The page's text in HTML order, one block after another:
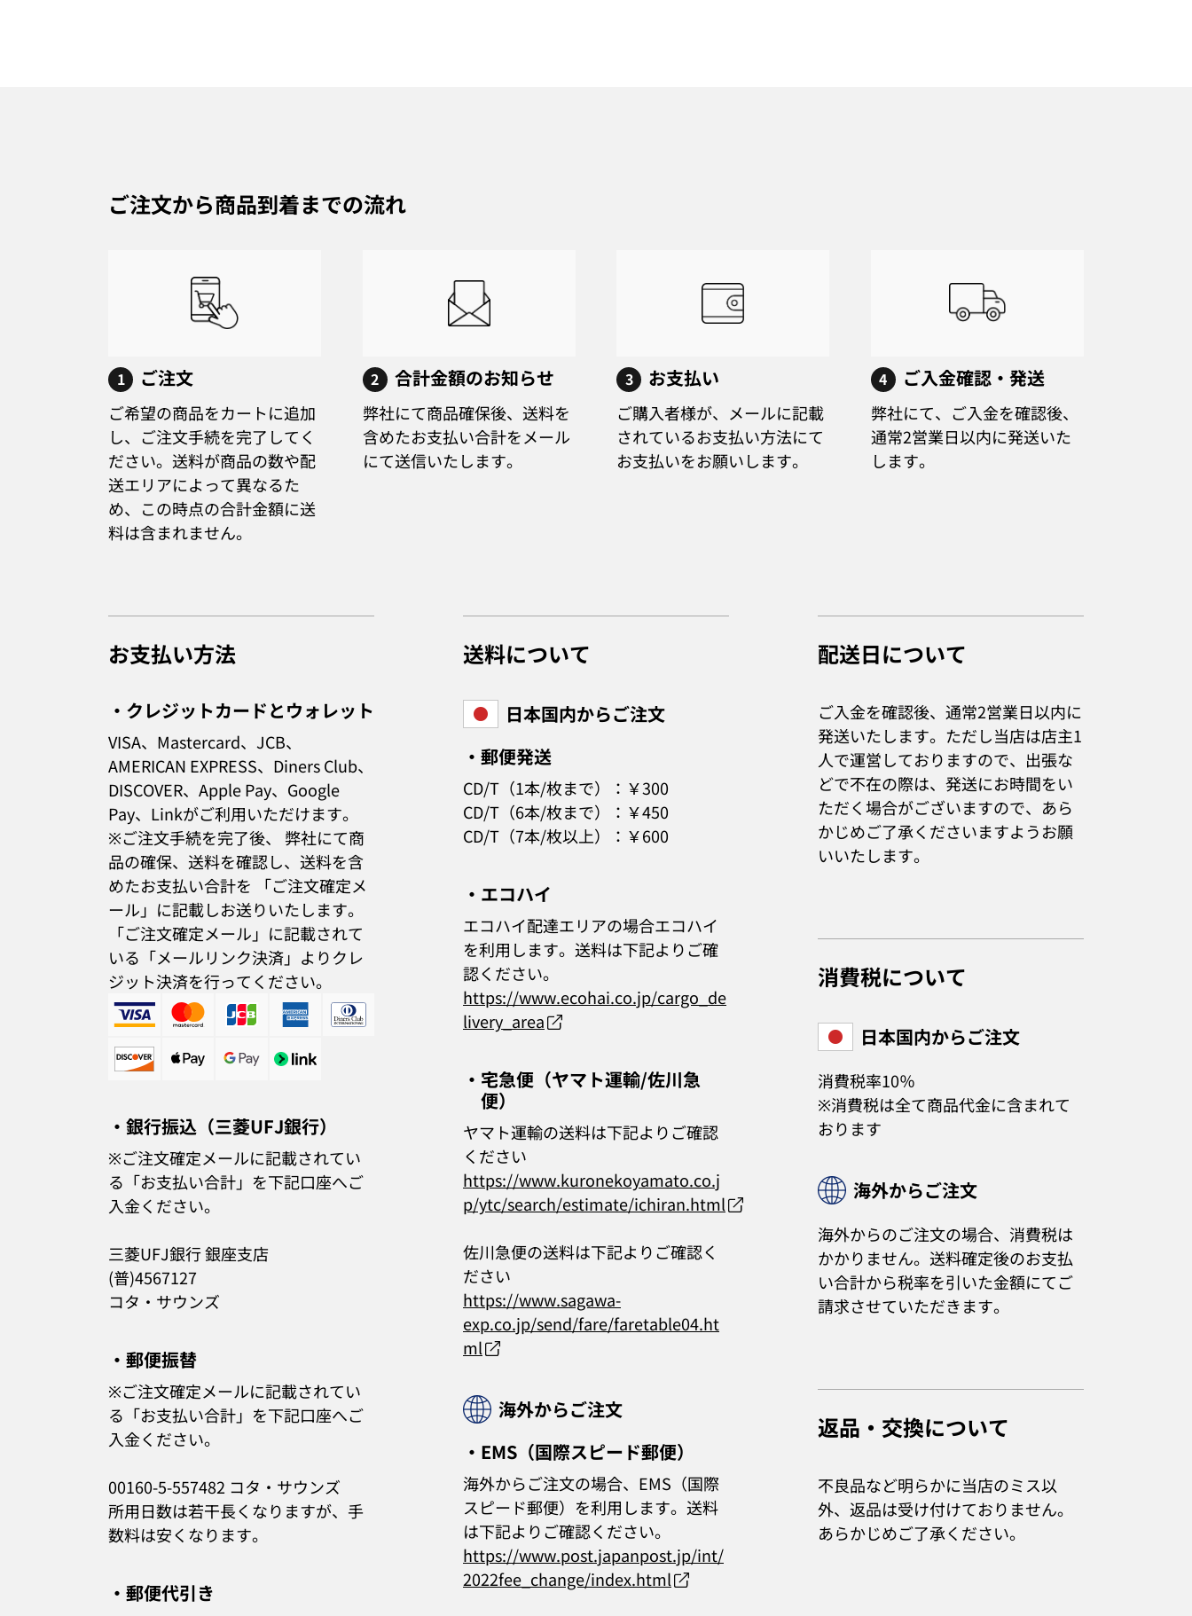
ご注文から商品到着までの流れ
1 ご注文
ご希望の商品をカートに追加
し、ご注文手続を完了してく
ださい。送料が商品の数や配
送エリアによって異なるた
め、この時点の合計金額に送
料は含まれません。
2 合計金額のお知らせ
弊社にて商品確保後、送料を
含めたお支払い合計をメール
にて送信いたします。
3 お支払い
ご購入者様が、メールに記載
されているお支払い方法にて
お支払いをお願いします。
4 ご入金確認・発送
弊社にて、ご入金を確認後、
通常2営業日以内に発送いた
します。
お支払い方法
・クレジットカードとウォレット
VISA、Mastercard、JCB、
AMERICAN EXPRESS、Diners Club、
DISCOVER、Apple Pay、Google
Pay、Linkがご利用いただけます。
※ご注文手続を完了後、 弊社にて商
品の確保、送料を確認し、送料を含
めたお支払い合計を 「ご注文確定メ
ール」に記載しお送りいたします。
「ご注文確定メール」に記載されて
いる「メールリンク決済」よりクレ
ジット決済を行ってください。
・銀行振込（三菱UFJ銀行）
※ご注文確定メールに記載されてい
る「お支払い合計」を下記口座へご
入金ください。
三菱UFJ銀行 銀座支店
(普)4567127
コタ・サウンズ
・郵便振替
※ご注文確定メールに記載されてい
る「お支払い合計」を下記口座へご
入金ください。
00160-5-557482 コタ・サウンズ
所用日数は若干長くなりますが、手
数料は安くなります。
・郵便代引き
送料について
日本国内からご注文
・郵便発送
CD/T（1本/枚まで）：￥300
CD/T（6本/枚まで）：￥450
CD/T（7本/枚以上）：￥600
・エコハイ
エコハイ配達エリアの場合エコハイ
を利用します。送料は下記よりご確
認ください。
https://www.ecohai.co.jp/cargo_de
livery_area
・宅急便（ヤマト運輸/佐川急
便）
ヤマト運輸の送料は下記よりご確認
ください
https://www.kuronekoyamato.co.j
p/ytc/search/estimate/ichiran.html
佐川急便の送料は下記よりご確認く
ださい
https://www.sagawa-
exp.co.jp/send/fare/faretable04.ht
ml
海外からご注文
・EMS（国際スピード郵便）
海外からご注文の場合、EMS（国際
スピード郵便）を利用します。送料
は下記よりご確認ください。
https://www.post.japanpost.jp/int/
2022fee_change/index.html
配送日について
ご入金を確認後、通常2営業日以内に
発送いたします。ただし当店は店主1
人で運営しておりますので、出張な
どで不在の際は、発送にお時間をい
ただく場合がございますので、あら
かじめご了承くださいますようお願
いいたします。
消費税について
日本国内からご注文
消費税率10％
※消費税は全て商品代金に含まれて
おります
海外からご注文
海外からのご注文の場合、消費税は
かかりません。送料確定後のお支払
い合計から税率を引いた金額にてご
請求させていただきます。
返品・交換について
不良品など明らかに当店のミス以
外、返品は受け付けておりません。
あらかじめご了承ください。